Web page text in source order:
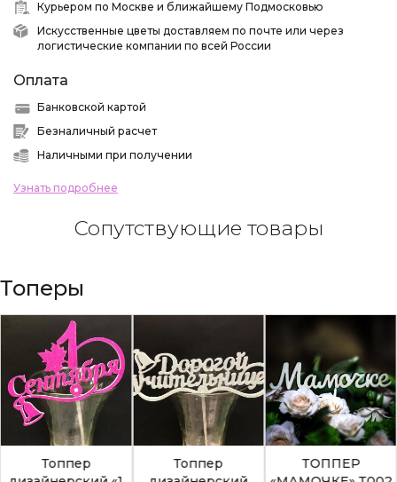
Курьером по Москве и ближайшему Подмосковью
Искусственные цветы доставляем по почте или через
логистические компании по всей России
Оплата
Банковской картой
Безналичный расчет
Наличными при получении
Узнать подробнее
Сопутствующие товары
Топеры
Топпер
Топпер
ТОППЕР